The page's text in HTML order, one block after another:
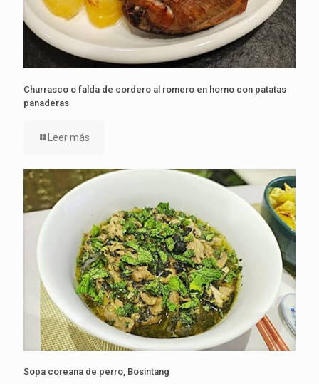
Churrasco o falda de cordero al romero en horno con patatas
panaderas
Leer más
Sopa coreana de perro, Bosintang